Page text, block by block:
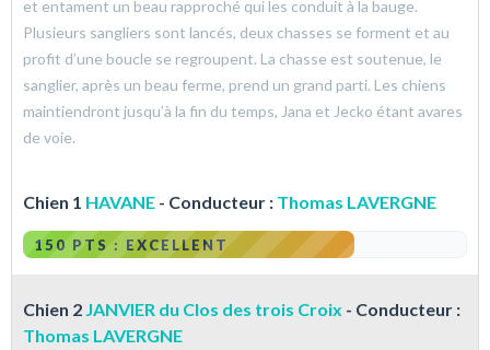
et entament un beau rapproché qui les conduit à la bauge.
Plusieurs sangliers sont lancés, deux chasses se forment et au
profit d’une boucle se regroupent. La chasse est soutenue, le
sanglier, après un beau ferme, prend un grand parti. Les chiens
maintiendront jusqu’à la fin du temps, Jana et Jecko étant avares
de voie.
Chien 1 HAVANE - Conducteur : Thomas LAVERGNE
150 PTS : EXCELLENT
Chien 2 JANVIER du Clos des trois Croix - Conducteur :
Thomas LAVERGNE